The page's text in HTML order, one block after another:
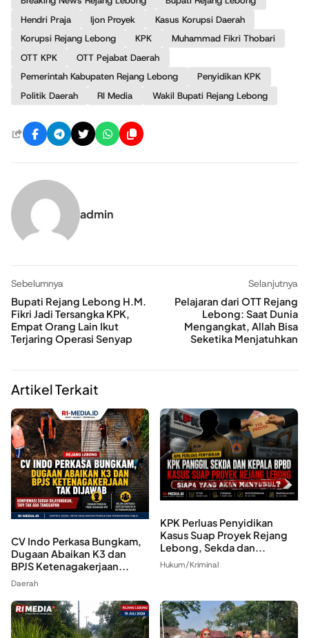
Hendri Praja
Ijon Proyek
Kasus Korupsi Daerah
Korupsi Rejang Lebong
KPK
Muhammad Fikri Thobari
OTT KPK
OTT Pejabat Daerah
Pemerintah Kabupaten Rejang Lebong
Penyidikan KPK
Politik Daerah
RI Media Wakil Bupati Rejang Lebong
admin
Sebelumnya
Bupati Rejang Lebong H.M.
Fikri Jadi Tersangka KPK,
Empat Orang Lain Ikut
Terjaring Operasi Senyap
Selanjutnya
Pelajaran dari OTT Rejang
Lebong: Saat Dunia
Mengangkat, Allah Bisa
Seketika Menjatuhkan
Artikel Terkait
CV Indo Perkasa Bungkam,
Dugaan Abaikan K3 dan
BPJS Ketenagakerjaan...
Daerah
KPK Perluas Penyidikan
Kasus Suap Proyek Rejang
Lebong, Sekda dan...
Hukum/Kriminal